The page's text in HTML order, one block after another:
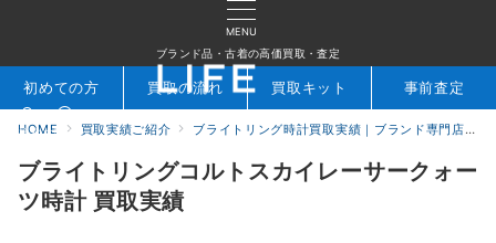
MENU
ブランド品・古着の高価買取・査定
検索 お問合せ
初めての方 買取の流れ 買取キット 事前査定
HOME 買取実績ご紹介 ブライトリング時計買取実績｜ブランド専門店LIFE
ブライトリングコルトスカイレーサークォー
ツ時計 買取実績